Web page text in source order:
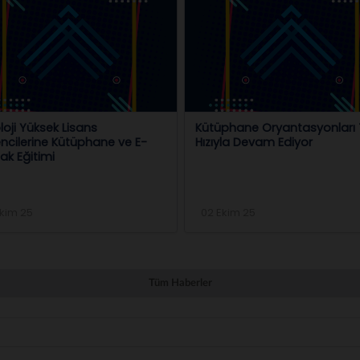
Oryantasyonları Tüm
Devam Ediyor
Şehit Erdem Öztürk Kız
Teknik Anadolu Lisesi